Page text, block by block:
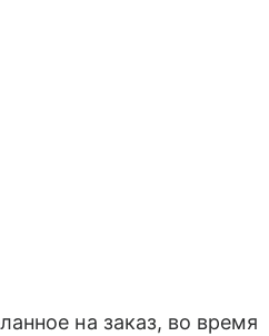
на заказ, во время